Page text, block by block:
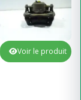
Voir le produit